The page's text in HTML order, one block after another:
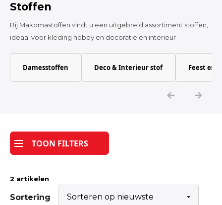
Katoen
Tijdpakker stof
Stoffen
Bij Makomastoffen vindt u een uitgebreid assortiment stoffen,
ideaal voor kleding hobby en decoratie en interieur
Damesstoffen Deco & Interieur stof Feest en
TOON FILTERS
2 artikelen
Sortering